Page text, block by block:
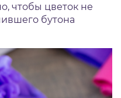
чтобы цветок не
бутона